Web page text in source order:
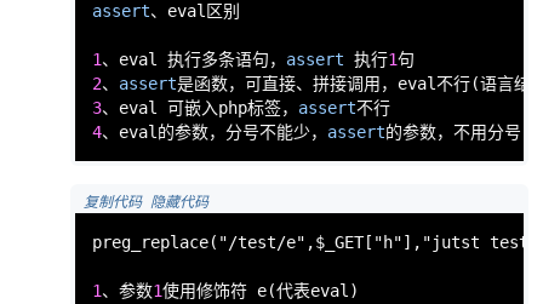
assert、 eval 区别
1、 eval 执行多条语句， assert 执行1
2、 assert是函数，可直接、拼接调用， eval不行(语言
3、 eval 可嵌入php标签， assert
4、 eval 的参数，分号不能少， assert的参数，不用分号
复制代码 隐藏代码
preg_replace("/test/
1、参数1使用修饰符 e